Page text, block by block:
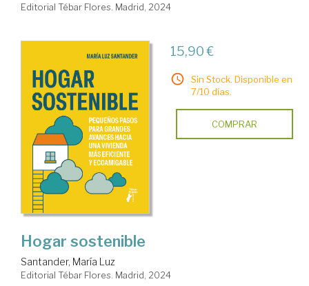
Editorial Tébar Flores. Madrid, 2024
15,90 €
Sin Stock. Disponible en
7/10 días.
COMPRAR
Hogar sostenible
Santander, María Luz
Editorial Tébar Flores. Madrid, 2024